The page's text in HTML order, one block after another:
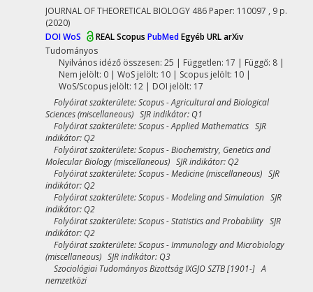
JOURNAL OF THEORETICAL BIOLOGY 486 Paper: 110097 , 9 p.
(2020)
DOIWoS REALScopus PubMedEgyéb URLarXiv
Tudományos
Nyilvános idéző összesen: 25 | Független: 17 | Függő: 8 |
Nem jelölt: 0 | WoS jelölt: 10 | Scopus jelölt: 10 |
WoS/Scopus jelölt: 12 | DOI jelölt: 17
Folyóirat szakterülete: Scopus - Agricultural and Biological
Sciences (miscellaneous) SJR indikátor: Q1
Folyóirat szakterülete: Scopus - Applied Mathematics SJR
indikátor: Q2
Folyóirat szakterülete: Scopus - Biochemistry, Genetics and
Molecular Biology (miscellaneous) SJR indikátor: Q2
Folyóirat szakterülete: Scopus - Medicine (miscellaneous) SJR
indikátor: Q2
Folyóirat szakterülete: Scopus - Modeling and Simulation SJR
indikátor: Q2
Folyóirat szakterülete: Scopus - Statistics and Probability SJR
indikátor: Q2
Folyóirat szakterülete: Scopus - Immunology and Microbiology
(miscellaneous) SJR indikátor: Q3
Szociológiai Tudományos Bizottság IXGJO SZTB [1901-] A
nemzetközi